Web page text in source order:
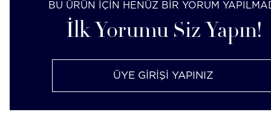
BU ÜRÜN İÇİN HENÜZ BİR YORUM
İlk Yorumu Siz Yapın!
ÜYE GİRİŞİ YAPINIZ